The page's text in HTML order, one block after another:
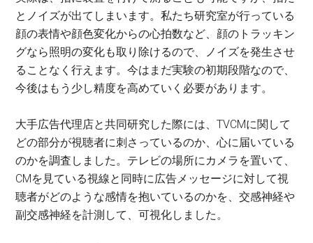
とノイズが出てしまいます。私たち研究室が行っている
顔の表情や顔色変化からの心拍数など、顔のトラッキン
グなら照明の変化も取り除けるので、ノイズを発生させ
ることなく行えます。今はまだ実験の初期段階なので、
今後はもう少し精度を高めていく必要があります。
大手広告代理店と共同研究した際には、TVCMに関して
どの部分が視聴者に刺さっているのか、心に届いている
のかを調査しました。テレビの場所にカメラを置いて、
CMを見ている視線と同時に広告メッセージに対して視
聴者がどのような感情を抱いているのかを、交感神経や
副交感神経を計測して、可視化しました。